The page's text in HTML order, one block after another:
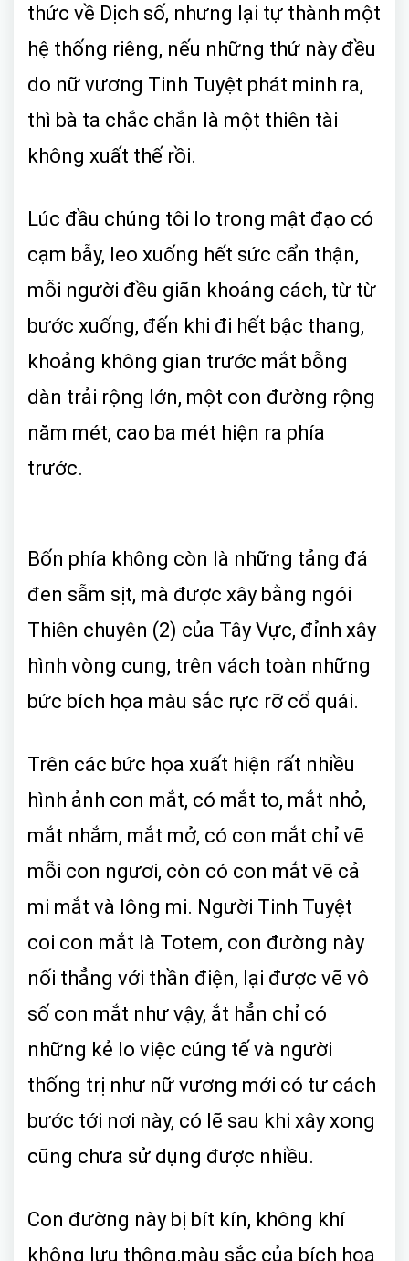
thức về Dịch số, nhưng lại tự thành một
hệ thống riêng, nếu những thứ này đều
do nữ vương Tinh Tuyệt phát minh ra,
thì bà ta chắc chắn là một thiên tài
không xuất thế rồi.
Lúc đầu chúng tôi lo trong mật đạo có
cạm bẫy, leo xuống hết sức cẩn thận,
mỗi người đều giãn khoảng cách, từ từ
bước xuống, đến khi đi hết bậc thang,
khoảng không gian trước mắt bỗng
dàn trải rộng lớn, một con đường rộng
năm mét, cao ba mét hiện ra phía
trước.
Bốn phía không còn là những tảng đá
đen sẫm sịt, mà được xây bằng ngói
Thiên chuyên (2) của Tây Vực, đỉnh xây
hình vòng cung, trên vách toàn những
bức bích họa màu sắc rực rỡ cổ quái.
Trên các bức họa xuất hiện rất nhiều
hình ảnh con mắt, có mắt to, mắt nhỏ,
mắt nhắm, mắt mở, có con mắt chỉ vẽ
mỗi con ngươi, còn có con mắt vẽ cả
mi mắt và lông mi. Người Tinh Tuyệt
coi con mắt là Totem, con đường này
nối thẳng với thần điện, lại được vẽ vô
số con mắt như vậy, ắt hẳn chỉ có
những kẻ lo việc cúng tế và người
thống trị như nữ vương mới có tư cách
bước tới nơi này, có lẽ sau khi xây xong
cũng chưa sử dụng được nhiều.
Con đường này bị bít kín, không khí
không lưu thông,màu sắc của bích họa